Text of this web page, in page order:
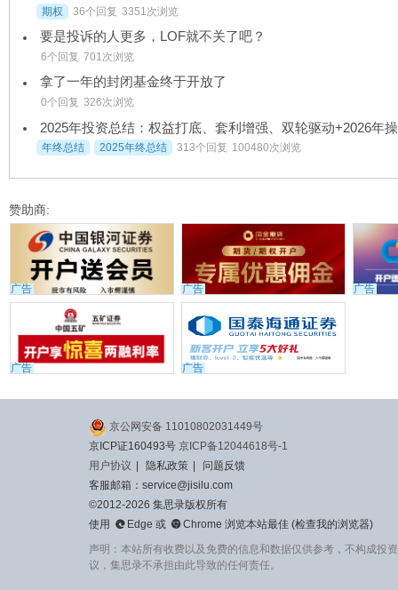
期权 36个回复 3351次浏览
要是投诉的人更多，LOF就不关了吧？
6个回复 701次浏览
拿了一年的封闭基金终于开放了
0个回复 326次浏览
年终总结 2025年终总结 313个回复 100480次浏览
赞助商:
广告 广告 广告
广告 广告
京公网安备 11010802031449号
京ICP证160493号 京ICP备12044618号-1
用户协议
隐私政策
问题反馈
客服邮箱：service@jisilu.com
©2012-2026 集思录版权所有
使用
 Edge 或 Chrome 浏览本站最佳 (检查我的浏览器)
声明：本站所有收费以及免费的信息和数据仅供参考，不构成投
议，集思录不承担由此导致的任何责任。